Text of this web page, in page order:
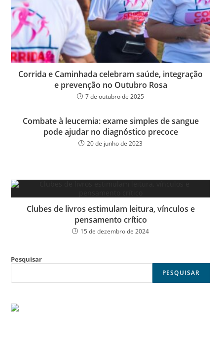
Corrida e Caminhada celebram saúde, integração
e prevenção no Outubro Rosa
7 de outubro de 2025
Combate à leucemia: exame simples de sangue
pode ajudar no diagnóstico precoce
20 de junho de 2023
Clubes de livros estimulam leitura, vínculos e
pensamento crítico
15 de dezembro de 2024
Pesquisar
PESQUISAR